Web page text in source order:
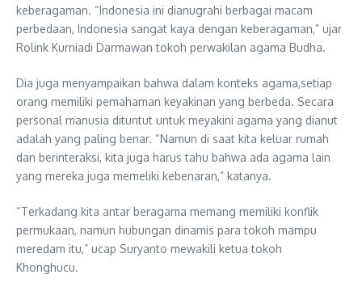
keberagaman. “Indonesia ini dianugrahi berbagai macam
perbedaan, Indonesia sangat kaya dengan keberagaman,” ujar
Rolink Kurniadi Darmawan tokoh perwakilan agama Budha.
Dia juga menyampaikan bahwa dalam konteks agama,setiap
orang memiliki pemahaman keyakinan yang berbeda. Secara
personal manusia dituntut untuk meyakini agama yang dianut
adalah yang paling benar. “Namun di saat kita keluar rumah
dan berinteraksi, kita juga harus tahu bahwa ada agama lain
yang mereka juga memeliki kebenaran,” katanya.
“Terkadang kita antar beragama memang memiliki konflik
permukaan, namun hubungan dinamis para tokoh mampu
meredam itu,” ucap Suryanto mewakili ketua tokoh
Khonghucu.